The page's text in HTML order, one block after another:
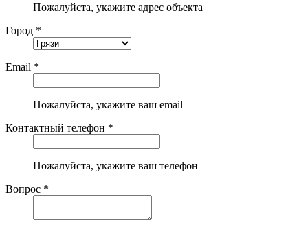
Пожалуйста, укажите адрес объекта
Город *
Email *
Пожалуйста, укажите ваш email
Контактный телефон *
Пожалуйста, укажите ваш телефон
Вопрос *